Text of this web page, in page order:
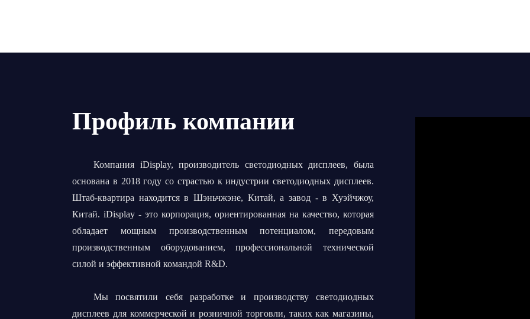
Профиль компании
Компания iDisplay, производитель светодиодных дисплеев, была
основана в 2018 году со страстью к индустрии светодиодных дисплеев.
Штаб-квартира находится в Шэньчжэне, Китай, а завод - в Хуэйчжоу,
Китай. iDisplay - это корпорация, ориентированная на качество, которая
обладает мощным производственным потенциалом, передовым
производственным оборудованием, профессиональной технической
силой и эффективной командой R&D.
Мы посвятили себя разработке и производству светодиодных
дисплеев для коммерческой и розничной торговли, таких как магазины,